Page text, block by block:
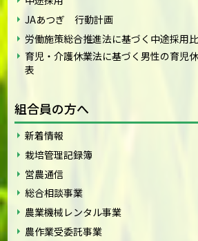
JAあつぎ 行動計画
労働施策総合推進法に基づく中途採用
育児・介護休業法に基づく男性の育児
表
組合員の方へ
新着情報
栽培管理記録簿
営農通信
総合相談事業
農業機械レンタル事業
農作業受委託事業